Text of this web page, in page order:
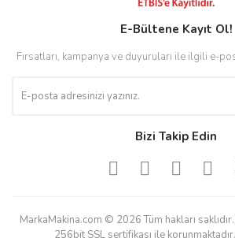
E-Bültene Kayıt Ol!
Fırsatları, kampanya ve duyuruları ile ilgili e-
Bizi Takip Edin
MarkaMakina.com © 2026 Tüm hakları
256bit SSL sertifikası ile